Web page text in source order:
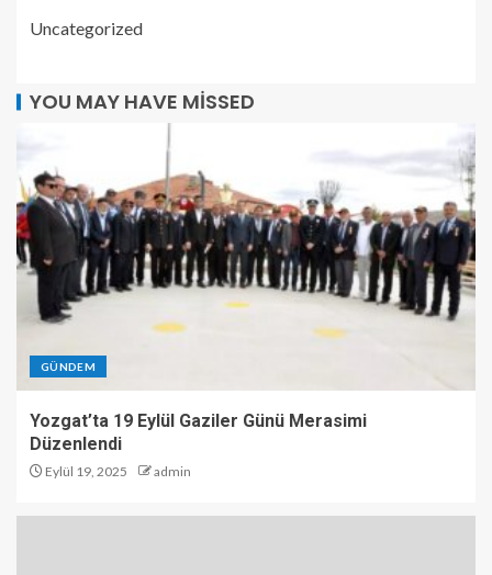
Uncategorized
YOU MAY HAVE MISSED
GÜNDEM
Yozgat’ta 19 Eylül Gaziler Günü Merasimi
Düzenlendi
Eylül 19, 2025 admin